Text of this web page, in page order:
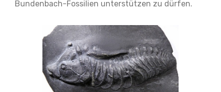
Bundenbach-Fossilien unterstützen zu dürfen.